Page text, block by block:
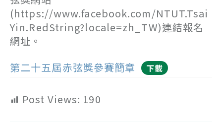
(https://www.facebook.com/NTUT.Tsai
Yin.RedString?locale=zh_TW)連結報名
網址。
第二十五屆赤弦獎參賽簡章
下載
Post Views: 190